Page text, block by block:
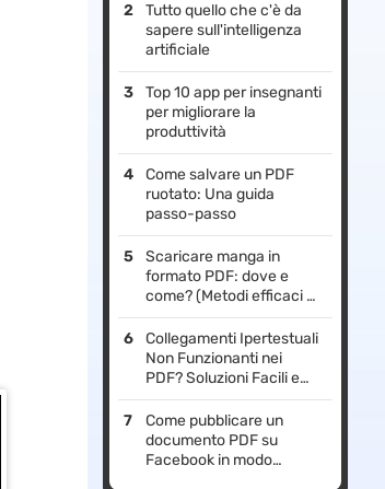
Tutto quello che c'è da
sapere sull'intelligenza
artificiale
Top 10 app per insegnanti
per migliorare la
produttività
Come salvare un PDF
ruotato: Una guida
passo-passo
Scaricare manga in
formato PDF: dove e
come? (Metodi efficaci al
100%)
Collegamenti Ipertestuali
Non Funzionanti nei
PDF? Soluzioni Facili e
Rapide!
Come pubblicare un
documento PDF su
Facebook in modo